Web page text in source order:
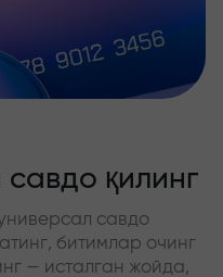
қилинг
савдо
битимлар очинг
— исталган жойда,